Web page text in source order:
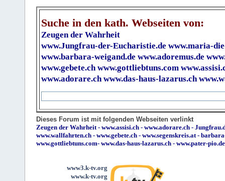
Suche in den kath. Webseiten von:
Zeugen der Wahrheit
www.Jungfrau-der-Eucharistie.de www.maria-
www.barbara-weigand.de www.adoremus.de
www.gebete.ch www.gottliebtuns.com
www.adorare.ch www.das-haus-lazarus.ch
Dieses Forum ist mit folgenden Webseiten verlinkt
Zeugen der Wahrheit - www.assisi.ch - www.adorare.ch -
www.wallfahrten.ch - www.gebete.ch - www.segenskreis.at -
www.gottliebtuns.com- www.das-haus-lazarus.ch - www.pater-pio.de
www3.k-tv.org
www.k-tv.org